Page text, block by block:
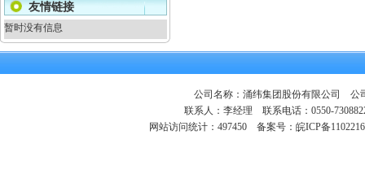
友情链接
暂时没有信息
公司名称：涌纬集团股份有限公司 公
联系人：李经理 联系电话：0550-
网站访问统计：497450 备案号：皖ICP备